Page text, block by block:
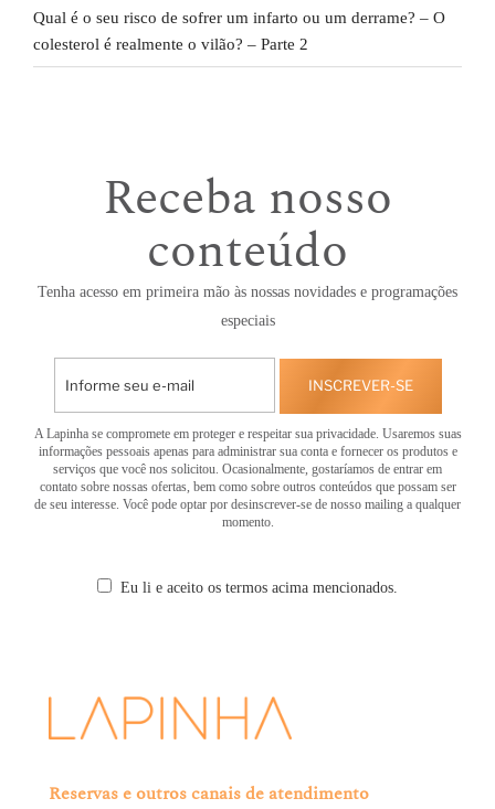
Qual é o seu risco de sofrer um infarto ou um derrame? – O
colesterol é realmente o vilão? – Parte 2
Receba nosso
conteúdo
Tenha acesso em primeira mão às nossas novidades e programações
especiais
INSCREVER-SE
A Lapinha se compromete em proteger e respeitar sua privacidade. Usaremos suas
informações pessoais apenas para administrar sua conta e fornecer os produtos e
serviços que você nos solicitou. Ocasionalmente, gostaríamos de entrar em
contato sobre nossas ofertas, bem como sobre outros conteúdos que possam ser
de seu interesse. Você pode optar por desinscrever-se de nosso mailing a qualquer
momento.
Eu li e aceito os termos acima mencionados.
Reservas e outros canais de atendimento